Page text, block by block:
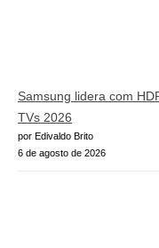
Samsung lidera com
TVs 2026
por Edivaldo Brito
6 de agosto de 2026